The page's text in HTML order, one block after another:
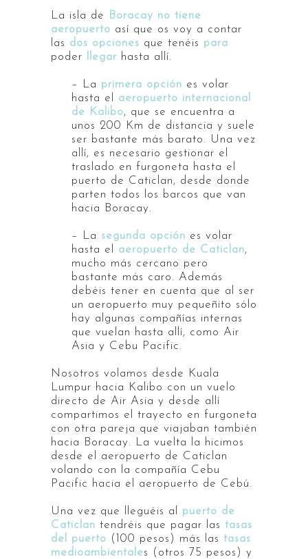
La isla de
Boracay no tiene
aeropuerto así que os voy a contar
las dos opciones que tenéis para
poder
llegar hasta allí.
– La primera opción es volar
hasta el aeropuerto internacional
de Kalibo, que se encuentra a
unos 200 Km de distancia y suele
ser bastante más barato. Una vez
allí, es necesario gestionar el
traslado en furgoneta hasta el
puerto de Caticlan, desde donde
parten todos los barcos que van
hacia Boracay.
– La segunda opción es volar
hasta el aeropuerto de Caticlan,
mucho más cercano pero
bastante más caro. Además
debéis tener en cuenta que al ser
un aeropuerto muy pequeñito sólo
hay algunas compañías internas
que vuelan hasta allí, como Air
Asia y Cebu Pacific.
Nosotros volamos desde Kuala
Lumpur hacia Kalibo con un vuelo
directo de Air Asia y desde allí
compartimos el trayecto en furgoneta
con otra pareja que viajaban también
hacia Boracay. La vuelta la hicimos
desde el aeropuerto de Caticlan
volando con la compañía Cebu
Pacific hacia el aeropuerto de Cebú.
Una vez que lleguéis al puerto de
Caticlan tendréis que pagar las tasas
del puerto (100 pesos) más las tasas
medioambientales (otros 75 pesos) y